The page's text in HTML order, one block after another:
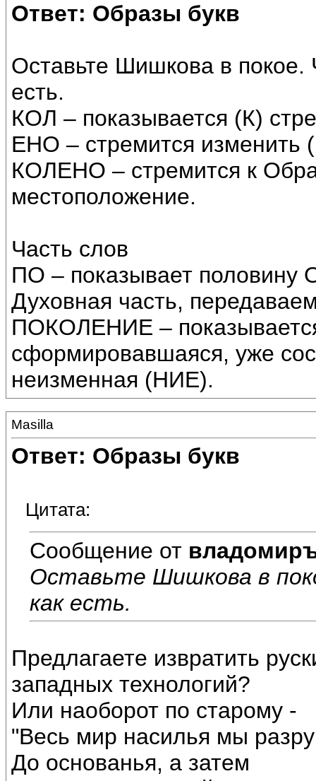
Ответ: Образы букв
Оставьте Шишкова в покое.
есть.
КОЛ – показывается (К)
ЕНО – стремится изменить
КОЛЕНО – стремится к
местоположение.
Часть слов
ПО – показывает половину
Духовная часть,
ПОКОЛЕНИЕ –
сформировавшаяся, уже
неизменная (НИЕ).
Masilla
Ответ: Образы букв
Цитата:
Сообщение от
Оставьте Шишкова в
как есть.
Предлагаете извратить
западных технологий?
Или наоборот по старому -
"Весь мир насилья мы
До основанья, а затем